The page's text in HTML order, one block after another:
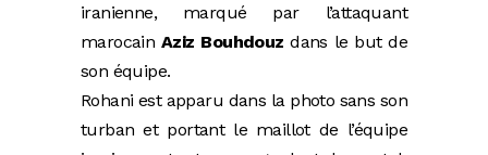
iranienne, marqué par l’attaquant
marocain Aziz Bouhdouz dans le but de
son équipe.
Rohani est apparu dans la photo sans son
turban et portant le maillot de l’équipe